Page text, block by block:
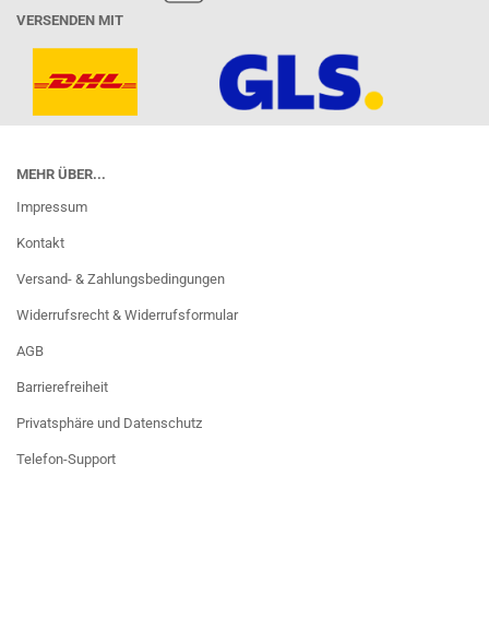
VERSENDEN MIT
MEHR ÜBER...
Impressum
Kontakt
Versand- & Zahlungsbedingungen
Widerrufsrecht & Widerrufsformular
AGB
Barrierefreiheit
Privatsphäre und Datenschutz
Telefon-Support